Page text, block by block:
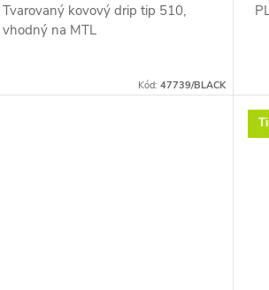
Tvarovaný kovový drip tip 510,
vhodný na MTL
Kód:47739/BLACK